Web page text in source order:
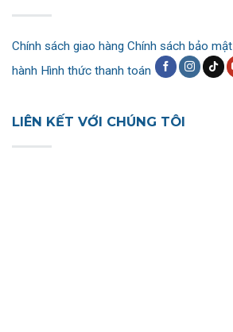
Chính sách giao hàng Chính sách bảo mật
hành Hình thức thanh toán
LIÊN KẾT VỚI CHÚNG TÔI